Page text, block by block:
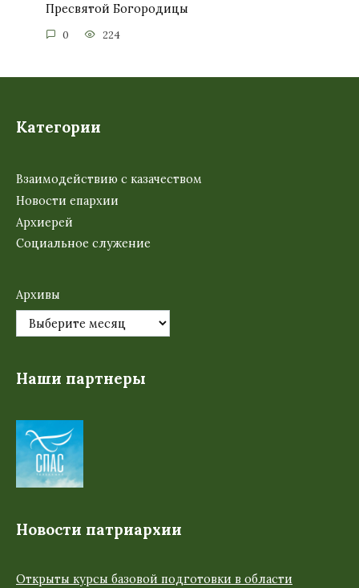
Пресвятой Богородицы
0 224
Категории
Взаимодействию с казачеством
Новости епархии
Архиерей
Социальное служение
Архивы
Наши партнеры
Новости патриархии
Открыты курсы базовой подготовки в области